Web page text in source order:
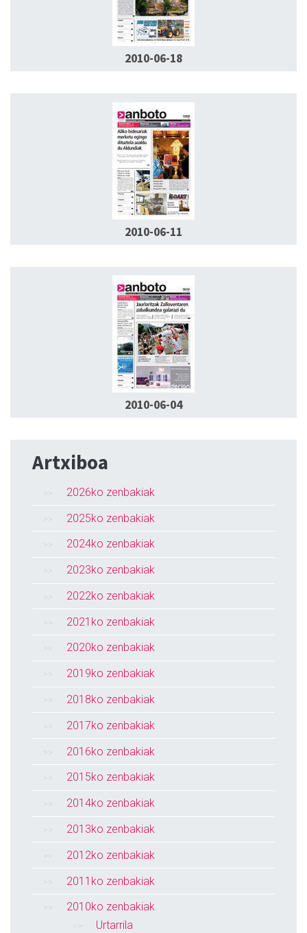
2010-06-18
2010-06-11
2010-06-04
Artxiboa
2026ko zenbakiak
2025ko zenbakiak
2024ko zenbakiak
2023ko zenbakiak
2022ko zenbakiak
2021ko zenbakiak
2020ko zenbakiak
2019ko zenbakiak
2018ko zenbakiak
2017ko zenbakiak
2016ko zenbakiak
2015ko zenbakiak
2014ko zenbakiak
2013ko zenbakiak
2012ko zenbakiak
2011ko zenbakiak
2010ko zenbakiak
Urtarrila